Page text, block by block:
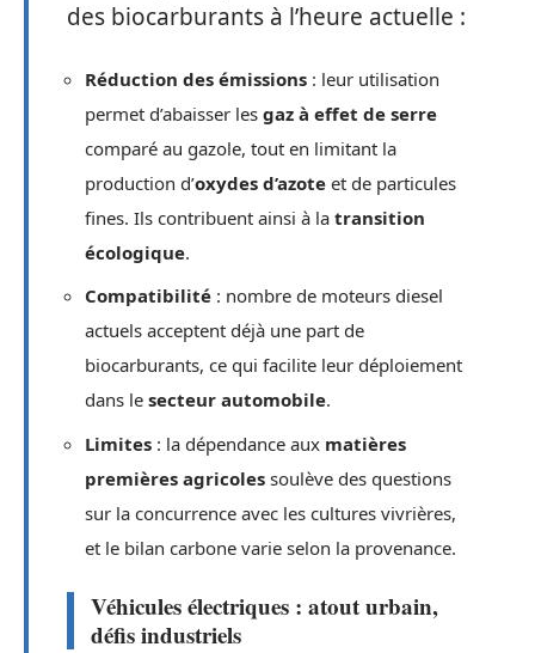
des biocarburants à l’heure actuelle :
Réduction des émissions : leur utilisation
permet d’abaisser les gaz à effet de serre
comparé au gazole, tout en limitant la
production d’oxydes d’azote et de particules
fines. Ils contribuent ainsi à la transition
écologique.
Compatibilité : nombre de moteurs diesel
actuels acceptent déjà une part de
biocarburants, ce qui facilite leur déploiement
dans le secteur automobile.
Limites : la dépendance aux matières
premières agricoles soulève des questions
sur la concurrence avec les cultures vivrières,
et le bilan carbone varie selon la provenance.
Véhicules électriques : atout urbain,
défis industriels